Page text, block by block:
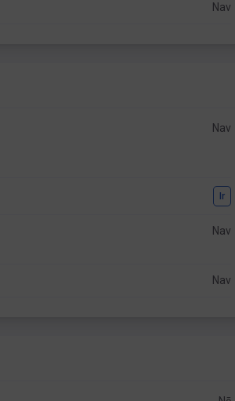
Nav
Nav
Ir
Nav
Nav